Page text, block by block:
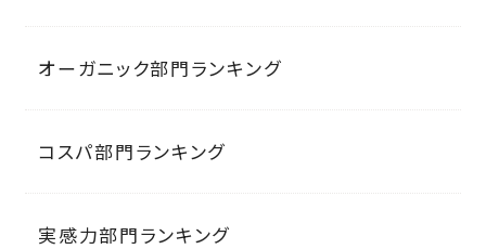
オーガニック部門ランキング
コスパ部門ランキング
実感力部門ランキング